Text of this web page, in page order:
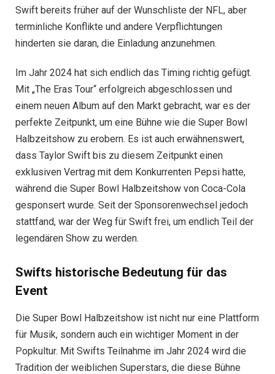
Swift bereits früher auf der Wunschliste der NFL, aber
terminliche Konflikte und andere Verpflichtungen
hinderten sie daran, die Einladung anzunehmen.
Im Jahr 2024 hat sich endlich das Timing richtig gefügt.
Mit „The Eras Tour“ erfolgreich abgeschlossen und
einem neuen Album auf den Markt gebracht, war es der
perfekte Zeitpunkt, um eine Bühne wie die Super Bowl
Halbzeitshow zu erobern. Es ist auch erwähnenswert,
dass Taylor Swift bis zu diesem Zeitpunkt einen
exklusiven Vertrag mit dem Konkurrenten Pepsi hatte,
während die Super Bowl Halbzeitshow von Coca-Cola
gesponsert wurde. Seit der Sponsorenwechsel jedoch
stattfand, war der Weg für Swift frei, um endlich Teil der
legendären Show zu werden.
Swifts historische Bedeutung für das
Event
Die Super Bowl Halbzeitshow ist nicht nur eine Plattform
für Musik, sondern auch ein wichtiger Moment in der
Popkultur. Mit Swifts Teilnahme im Jahr 2024 wird die
Tradition der weiblichen Superstars, die diese Bühne